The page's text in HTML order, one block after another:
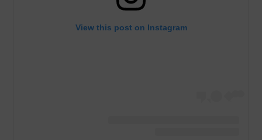
View this post on Instagram